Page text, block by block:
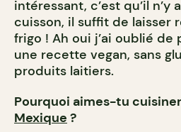
intéressant, c’est qu’il n’y
cuisson, il suffit de laisser
frigo ! Ah oui j’ai oublié de
une recette vegan, sans
produits laitiers.
Pourquoi aimes-tu
Mexique ?